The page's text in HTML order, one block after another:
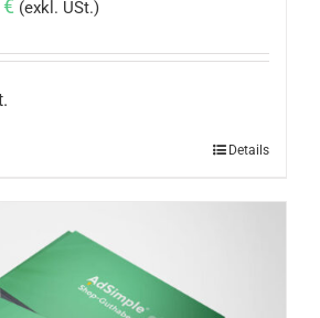
€Aktueller
ist:
(exkl. USt.)
Details